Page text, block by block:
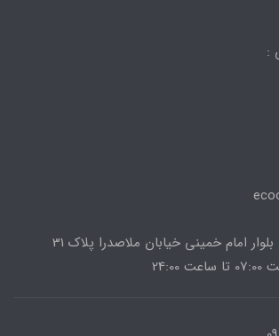
:
امام خمینی خیابان ملاصدرا پلاک 31